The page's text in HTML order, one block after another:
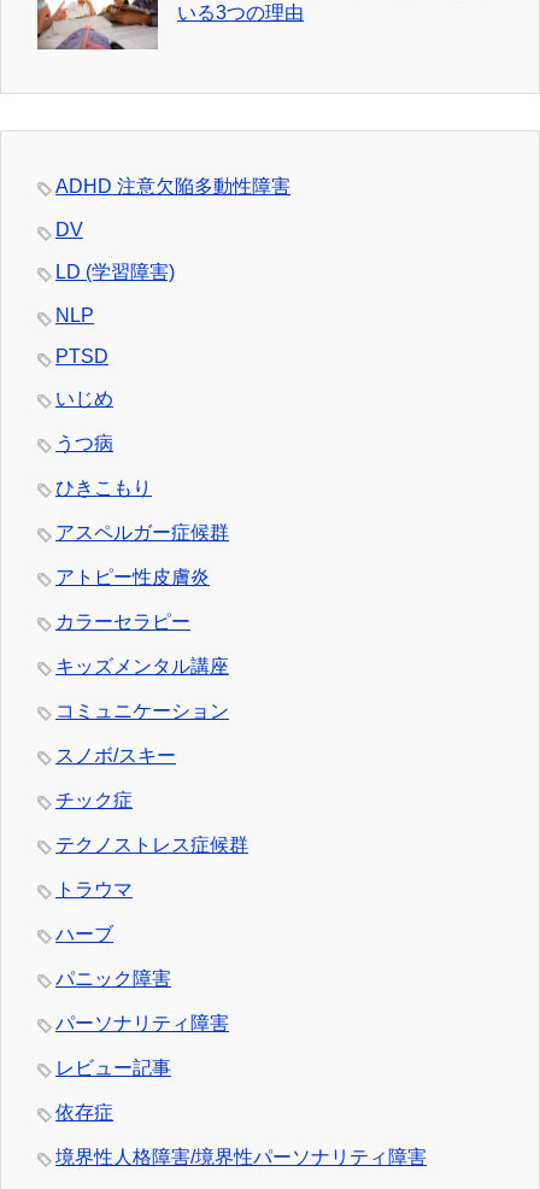
いる3つの理由
ADHD 注意欠陥多動性障害
DV
LD (学習障害)
NLP
PTSD
いじめ
うつ病
ひきこもり
アスペルガー症候群
アトピー性皮膚炎
カラーセラピー
キッズメンタル講座
コミュニケーション
スノボ/スキー
チック症
テクノストレス症候群
トラウマ
ハーブ
パニック障害
パーソナリティ障害
レビュー記事
依存症
境界性人格障害/境界性パーソナリティ障害